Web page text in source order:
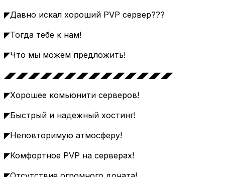
◤Давно искал хороший PVP сервер???
◤Тогда тебе к нам!
◤Что мы можем предложить!
◢◤◢◤◢◤◢◤◢◤◢◤◢◤◢◤◢◤◢◤◢◤◢◤◢◤◢◤
◤Хорошее комьюнити серверов!
◤Быстрый и надежный хостинг!
◤Неповторимую атмосферу!
◤Комфортное PVP на серверах!